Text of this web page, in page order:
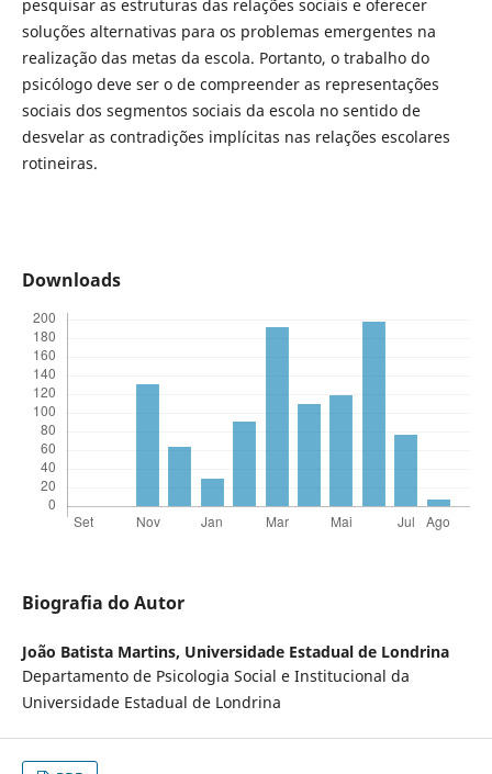
pesquisar as estruturas das relações sociais e oferecer
soluções alternativas para os problemas emergentes na
realização das metas da escola. Portanto, o trabalho do
psicólogo deve ser o de compreender as representações
sociais dos segmentos sociais da escola no sentido de
desvelar as contradições implícitas nas relações escolares
rotineiras.
Downloads
Biografia do Autor
João Batista Martins, Universidade Estadual de Londrina
Departamento de Psicologia Social e Institucional da
Universidade Estadual de Londrina